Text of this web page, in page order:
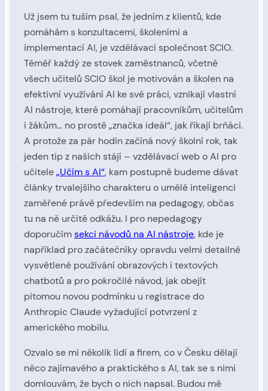
Už jsem tu tuším psal, že jedním z klientů, kde
pomáhám s konzultacemi, školeními a
implementací AI, je vzdělávací společnost SCIO.
Téměř každý ze stovek zaměstnanců, včetně
všech učitelů SCIO škol je motivován a školen na
efektivní využívání AI ke své práci, vznikají vlastní
AI nástroje, které pomáhají pracovníkům, učitelům
i žákům… no prostě „značka ideál“, jak říkají brňáci.
A protože za pár hodin začíná nový školní rok, tak
jeden tip z našich stájí – vzdělávací web o AI pro
učitele„Učím s AI“, kam postupně budeme dávat
články trvalejšího charakteru o umělé inteligenci
zaměřené právě především na pedagogy, občas
tu na ně určitě odkážu. I pro nepedagogy
doporučímsekci návodů na AI nástroje, kde je
například pro začátečníky opravdu velmi detailně
vysvětlené používání obrazových i textových
chatbotů a pro pokročilé návod, jak obejít
pitomou novou podmínku u registrace do
Anthropic Claude vyžadující potvrzení z
amerického mobilu.
Ozvalo se mi několik lidí a firem, co v Česku dělají
něco zajímavého a praktického s AI, tak se s nimi
domlouvám, že bych o nich napsal. Budou mě